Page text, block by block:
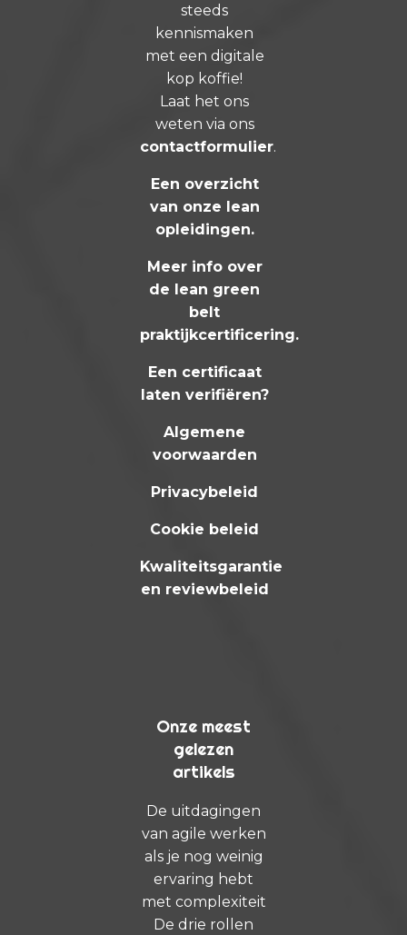
steeds
kennismaken
met een digitale
kop koffie!
Laat het ons
weten via ons
contactformulier.
Een overzicht
van onze lean
opleidingen.
Meer info over
de lean green
belt
praktijkcertificering.
Een certificaat
laten verifiëren?
Algemene
voorwaarden
Privacybeleid
Cookie beleid
Kwaliteitsgarantie
en reviewbeleid
Onze meest
gelezen
artikels
De uitdagingen
van agile werken
als je nog weinig
ervaring hebt
met complexiteit
De drie rollen